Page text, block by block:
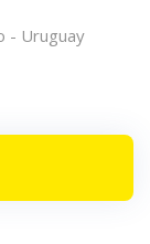
- Uruguay